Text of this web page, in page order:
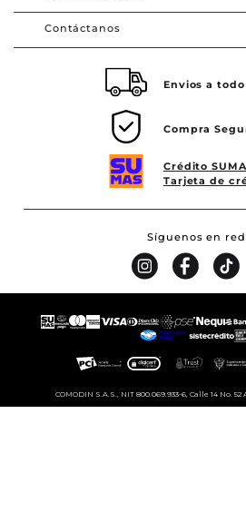
Contáctanos
Envios a
Compra
Crédito
Tarjeta de
Síguenos en
COMODIN S.A.S., NIT 800.069.933-6, Calle 14 No.